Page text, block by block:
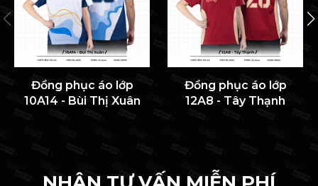
Đồng phục áo lớp
10A14 - Bùi Thị Xuân
Đồng phục áo lớp
12A8 - Tây Thạnh